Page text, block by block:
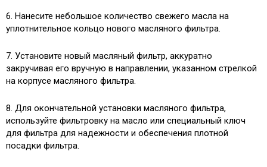
6. Нанесите небольшое количество свежего масла на
уплотнительное кольцо нового масляного фильтра.
7. Установите новый масляный фильтр, аккуратно
закручивая его вручную в направлении, указанном стрелкой
на корпусе масляного фильтра.
8. Для окончательной установки масляного фильтра,
используйте фильтровку на масло или специальный ключ
для фильтра для надежности и обеспечения плотной
посадки фильтра.